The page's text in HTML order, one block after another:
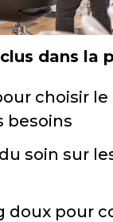
dans la
choisir le
besoins
soin sur
doux pour